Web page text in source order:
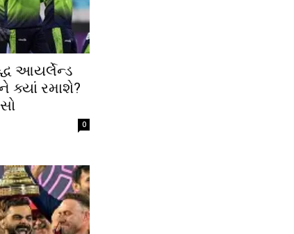
આયર્લેન્ડ
ક્યાં રમાશે?
0